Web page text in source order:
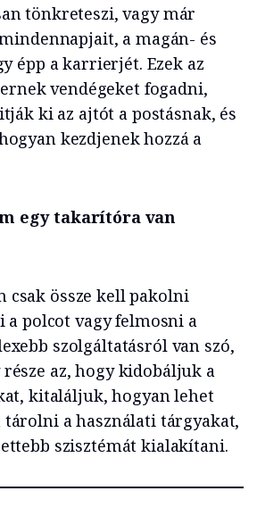
tönkreteszi, vagy már
a magán- és
épp a karrierjét. Ezek az
vendégeket fogadni,
ki az ajtót a postásnak, és
kezdjenek hozzá a
egy takarítóra van
csak össze kell pakolni
polcot vagy felmosni a
szolgáltatásról van szó,
az, hogy kidobáljuk a
kitaláljuk, hogyan lehet
a használati tárgyakat,
szisztémát kialakítani.